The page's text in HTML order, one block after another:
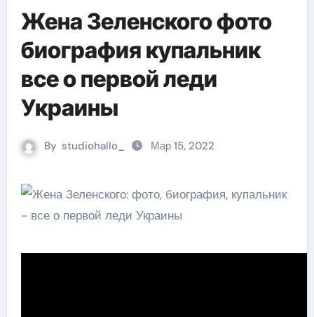
Жена Зеленского фото
биография купальник
все о первой леди
Украины
By studiohallo_ Мар 15, 2022